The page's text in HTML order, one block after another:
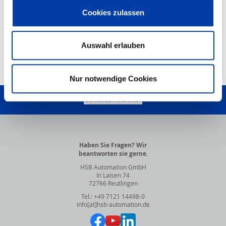
Cookies zulassen
Auswahl erlauben
Nur notwendige Cookies
NACH OBEN
SCHREIBEN SIE UNS!
Haben Sie Fragen? Wir
beantworten sie gerne.
HSB Automation GmbH
In Laisen 74
72766 Reutlingen
Tel.: +49 7121 14498-0
info[at]hsb-automation.de